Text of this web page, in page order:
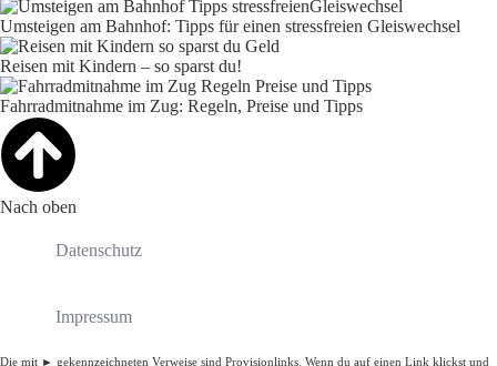
Umsteigen am Bahnhof: Tipps für einen stressfreien Gleiswechsel
Reisen mit Kindern – so sparst du!
Fahrradmitnahme im Zug: Regeln, Preise und Tipps
Nach oben
Datenschutz
Impressum
Die mit ► gekennzeichneten Verweise sind Provisionlinks. Wenn du auf einen Link klickst und